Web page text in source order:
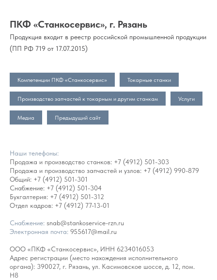
ПКФ «Станкосервис», г. Рязань
Продукция входит в реестр российской промышленной продукции
(ПП РФ 719 от 17.07.2015)
Компетенции ПКФ «Станкосервис» Токарные станки
Производство запчастей к токарным и другим станкам Услуги
Медиа Предыдущий сайт
Наши телефоны:
Продажа и производство станков: +7 (4912) 501-303
Продажа и производство запчастей и узлов: +7 (4912) 990-879
Общий: +7 (4912) 501-301
Снабжение: +7 (4912) 501-304
Бухгалтерия: +7 (4912) 501-312
Отдел кадров: +7 (4912) 77-13-01
Снабжение: snab@stankoservice-rzn.ru
Электронная почта: 955617@mail.ru
ООО «ПКФ «Станкосервис», ИНН 6234016053
Адрес регистрации (место нахождения исполнительного
органа): 390027, г. Рязань, ул. Касимовское шоссе, д. 12, пом.
Н8